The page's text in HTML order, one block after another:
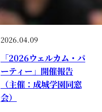
2026.04.09
「2026ウェルカム・パ
ーティー」開催報告
（主催：成城学園同窓
会）